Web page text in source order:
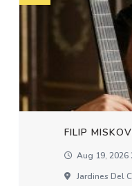
FILIP
Aug 19, 2026
Jardines Del